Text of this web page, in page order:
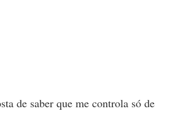
de saber que me controla só de